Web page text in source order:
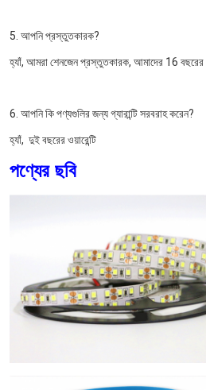
5. আপনি প্রস্তুতকারক?
হ্যাঁ, আমরা শেনজেন প্রস্তুতকারক, আমাদের 16 বছরের
6. আপনি কি পণ্যগুলির জন্য গ্যারান্টি সরবরাহ করেন?
হ্যাঁ, দুই বছরের ওয়ারেন্টি
পণ্যের ছবি